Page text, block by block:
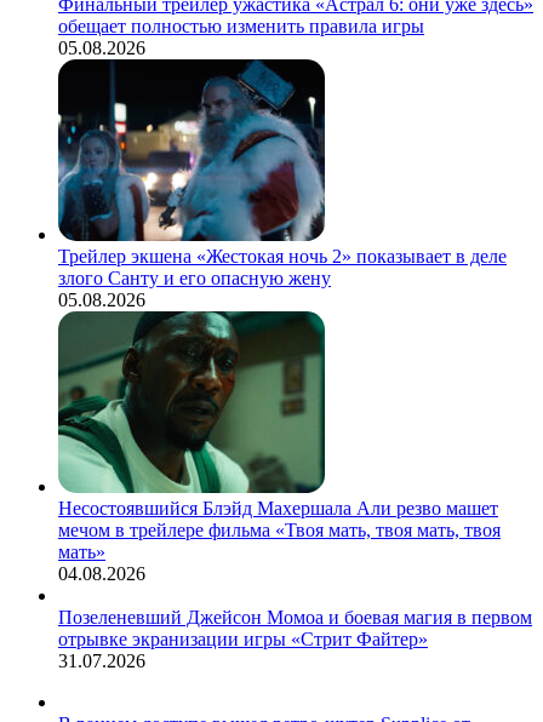
Финальный трейлер ужастика «Астрал 6: они уже здесь»
обещает полностью изменить правила игры
05.08.2026
Трейлер экшена «Жестокая ночь 2» показывает в деле
злого Санту и его опасную жену
05.08.2026
Несостоявшийся Блэйд Махершала Али резво машет
мечом в трейлере фильма «Твоя мать, твоя мать, твоя
мать»
04.08.2026
Позеленевший Джейсон Момоа и боевая магия в первом
отрывке экранизации игры «Стрит Файтер»
31.07.2026